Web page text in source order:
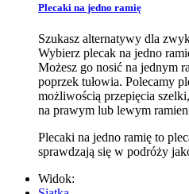
Plecaki na jedno ramię
Szukasz alternatywy dla
Wybierz plecak na jedno
Możesz go nosić na jednym
poprzek tułowia. Polecamy
możliwością przepięcia
na prawym lub lewym
Plecaki na jedno ramię to
sprawdzają się w podróży
Widok: